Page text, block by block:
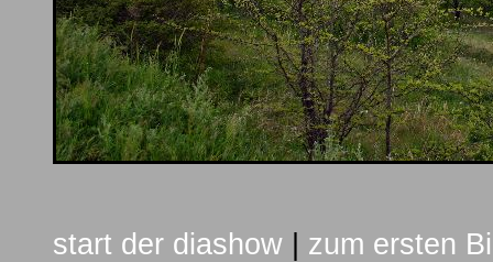
start der diashow zum ersten